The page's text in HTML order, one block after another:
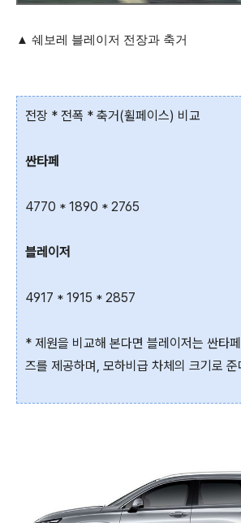
▲ 쉐보레 블레이저 전장과 축거
전장 * 전폭 * 축거(휠페이스) 비교
싼타페
4770 * 1890 * 2765
블레이저
4917 * 1915 * 2857
* 제원을 비교해 본다면 블레이저는 싼타
즈를 제공하며, 모하비급 차체의 크기로